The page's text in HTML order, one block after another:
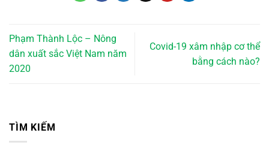
Phạm Thành Lộc – Nông
dân xuất sắc Việt Nam năm
2020
Covid-19 xâm nhập cơ thể
bằng cách nào?
TÌM KIẾM